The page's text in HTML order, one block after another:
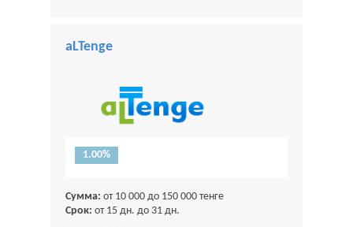
aLTenge
1.00%
Сумма: от 10 000 до 150 000 тенге
Срок: от 15 дн. до 31 дн.